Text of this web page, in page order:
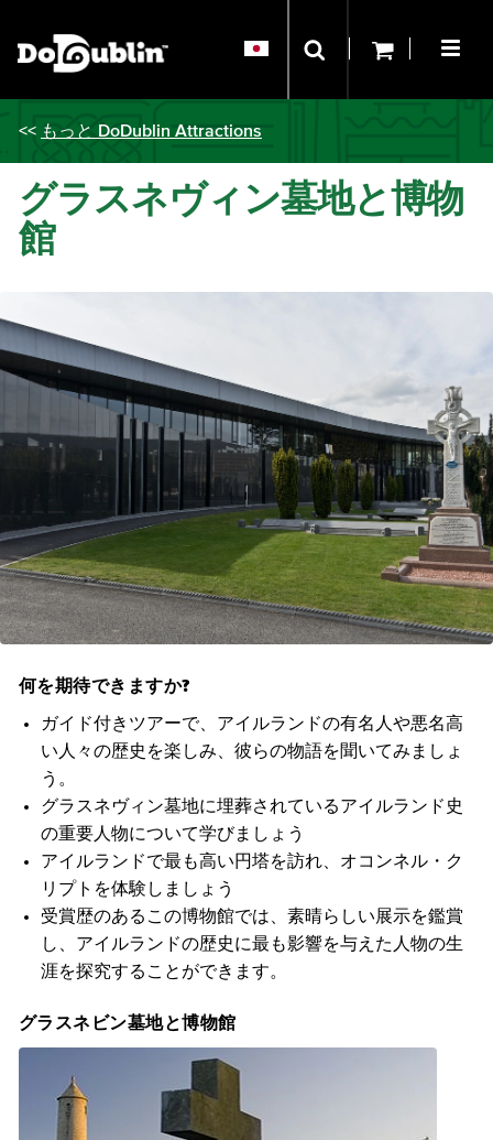
<< もっと DoDublin Attractions
グラスネヴィン墓地と博物
館
何を期待できますか?
ガイド付きツアーで、アイルランドの有名人や悪名高
い人々の歴史を楽しみ、彼らの物語を聞いてみましょ
う。
グラスネヴィン墓地に埋葬されているアイルランド史
の重要人物について学びましょう
アイルランドで最も高い円塔を訪れ、オコンネル・ク
リプトを体験しましょう
受賞歴のあるこの博物館では、素晴らしい展示を鑑賞
し、アイルランドの歴史に最も影響を与えた人物の生
涯を探究することができます。
グラスネビン墓地と博物館